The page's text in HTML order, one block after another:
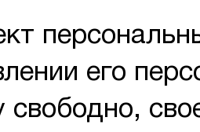
его
свободно,